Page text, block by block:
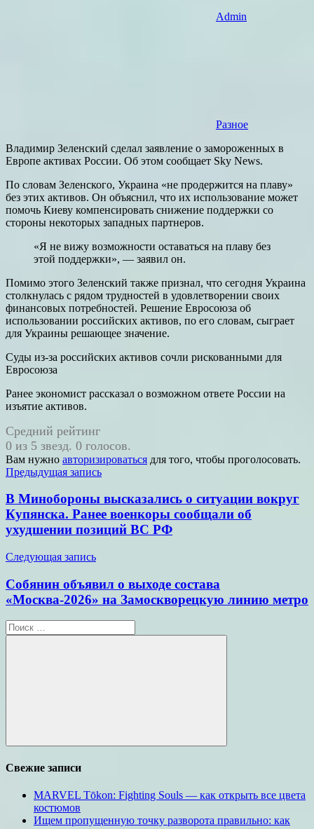
Admin
Разное
Владимир Зеленский сделал заявление о замороженных в
Европе активах России. Об этом сообщает Sky News.
По словам Зеленского, Украина «не продержится на плаву»
без этих активов. Он объяснил, что их использование может
помочь Киеву компенсировать снижение поддержки со
стороны некоторых западных партнеров.
«Я не вижу возможности оставаться на плаву без
этой поддержки», — заявил он.
Помимо этого Зеленский также признал, что сегодня Украина
столкнулась с рядом трудностей в удовлетворении своих
финансовых потребностей. Решение Евросоюза об
использовании российских активов, по его словам, сыграет
для Украины решающее значение.
Суды из-за российских активов сочли рискованными для
Евросоюза
Ранее экономист рассказал о возможном ответе России на
изъятие активов.
Средний рейтинг
0 из 5 звезд. 0 голосов.
Вам нужно авторизироваться для того, чтобы проголосовать.
Навигация
по
записям
Предыдущая запись
В Минобороны высказались о ситуации вокруг
Купянска. Ранее военкоры сообщали об
ухудшении позиций ВС РФ
Следующая запись
Собянин объявил о выходе состава
«Москва-2026» на Замоскворецкую линию метро
Поиск
для:
Поиск
Свежие записи
MARVEL Tōkon: Fighting Souls — как открыть все цвета
костюмов
Ищем пропущенную точку разворота правильно: как